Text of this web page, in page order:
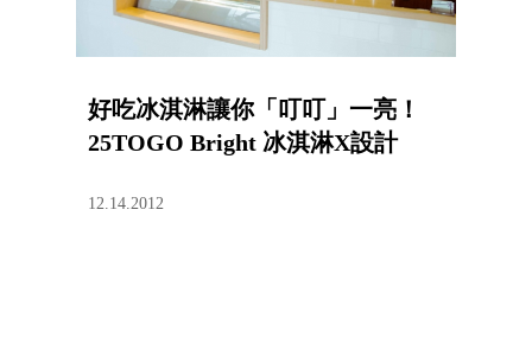
好吃冰淇淋讓你「叮叮」一亮！
25TOGO Bright 冰淇淋X設計
12.14.2012